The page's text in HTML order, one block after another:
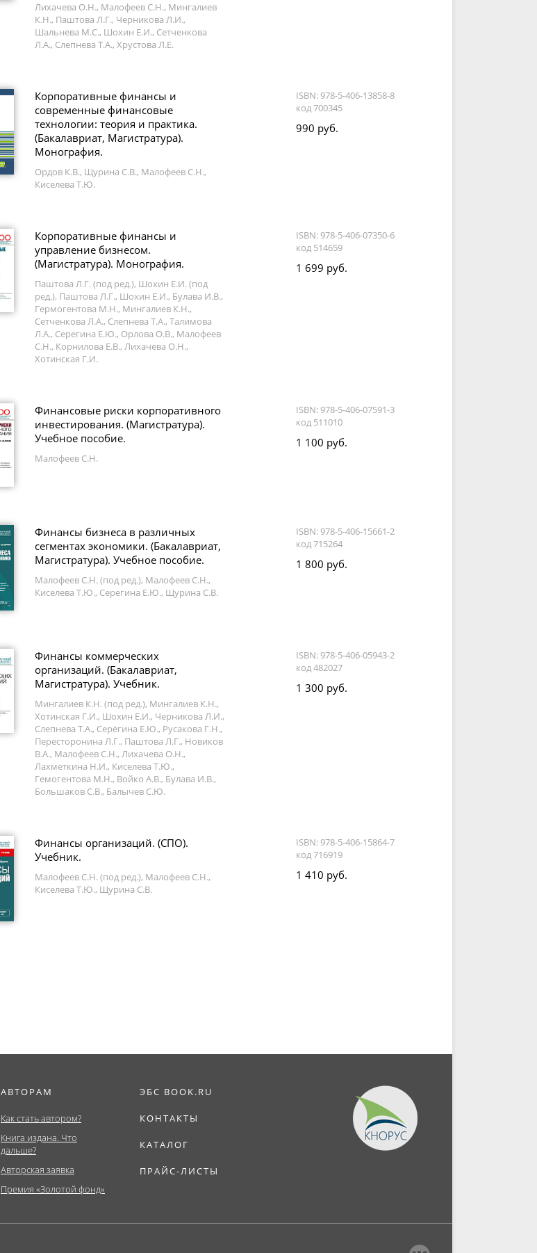
Лихачева О.Н., Малофеев С.Н., Мингалиев
К.Н., Паштова Л.Г., Черникова Л.И.,
Шальнева М.С., Шохин Е.И., Сетченкова
Л.А., Слепнева Т.А., Хрустова Л.Е.
Корпоративные финансы и
современные финансовые
технологии: теория и практика.
(Бакалавриат, Магистратура).
Монография.
Ордов К.В., Щурина С.В., Малофеев С.Н.,
Киселева Т.Ю.
ISBN: 978-5-406-13858-8
код 700345
990 руб.
Корпоративные финансы и
управление бизнесом.
(Магистратура). Монография.
Паштова Л.Г. (под ред.), Шохин Е.И. (под
ред.), Паштова Л.Г., Шохин Е.И., Булава И.В.,
Гермогентова М.Н., Мингалиев К.Н.,
Сетченкова Л.А., Слепнева Т.А., Талимова
Л.А., Серегина Е.Ю., Орлова О.В., Малофеев
С.Н., Корнилова Е.В., Лихачева О.Н.,
Хотинская Г.И.
ISBN: 978-5-406-07350-6
код 514659
1 699 руб.
Финансовые риски корпоративного
инвестирования. (Магистратура).
Учебное пособие.
Малофеев С.Н.
ISBN: 978-5-406-07591-3
код 511010
1 100 руб.
Финансы бизнеса в различных
сегментах экономики. (Бакалавриат,
Магистратура). Учебное пособие.
Малофеев С.Н. (под ред.), Малофеев С.Н.,
Киселева Т.Ю., Серегина Е.Ю., Щурина С.В.
ISBN: 978-5-406-15661-2
код 715264
1 800 руб.
Финансы коммерческих
организаций. (Бакалавриат,
Магистратура). Учебник.
Мингалиев К.Н. (под ред.), Мингалиев К.Н.,
Хотинская Г.И., Шохин Е.И., Черникова Л.И.,
Слепнева Т.А., Серёгина Е.Ю., Русакова Г.Н.,
Пересторонина Л.Г., Паштова Л.Г., Новиков
В.А., Малофеев С.Н., Лихачева О.Н.,
Лахметкина Н.И., Киселева Т.Ю.,
Гемогентова М.Н., Войко А.В., Булава И.В.,
Большаков С.В., Балычев С.Ю.
ISBN: 978-5-406-05943-2
код 482027
1 300 руб.
Финансы организаций. (СПО).
Учебник.
Малофеев С.Н. (под ред.), Малофеев С.Н.,
Киселева Т.Ю., Щурина С.В.
ISBN: 978-5-406-15864-7
код 716919
1 410 руб.
АВТОРАМ
Как стать автором?
Книга издана. Что
дальше?
Авторская заявка
Премия «Золотой фонд»
ЭБС BOOK.RU
КОНТАКТЫ
КАТАЛОГ
ПРАЙС-ЛИСТЫ